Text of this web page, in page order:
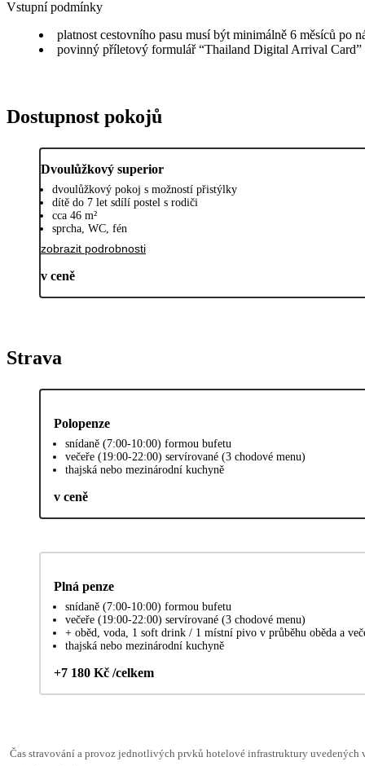
Vstupní podmínky
platnost cestovního pasu musí být minimálně 6 měsíců po
povinný příletový formulář “Thailand Digital Arrival Card”
Dostupnost pokojů
Dvoulůžkový superior
dvoulůžkový pokoj s možností přistýlky
dítě do 7 let sdílí postel s rodiči
cca 46 m²
sprcha, WC, fén
zobrazit podrobnosti
v ceně
Strava
Polopenze
snídaně (7:00-10:00) formou bufetu
večeře (19:00-22:00) servírované (3 chodové menu)
thajská nebo mezinárodní kuchyně
v ceně
Plná penze
snídaně (7:00-10:00) formou bufetu
večeře (19:00-22:00) servírované (3 chodové menu)
+ oběd, voda, 1 soft drink / 1 místní pivo v průběhu oběda a
thajská nebo mezinárodní kuchyně
+7 180 Kč /celkem
Čas stravování a provoz jednotlivých prvků hotelové infrastruktury uvedených